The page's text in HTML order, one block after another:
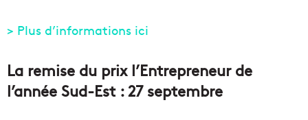
> Plus d’informations ici
La remise du prix l’Entrepreneur de
l’année Sud-Est : 27 septembre